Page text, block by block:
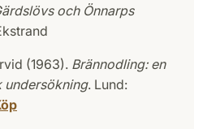
och Önnarps
(1963). Brännodling: en
undersökning. Lund: